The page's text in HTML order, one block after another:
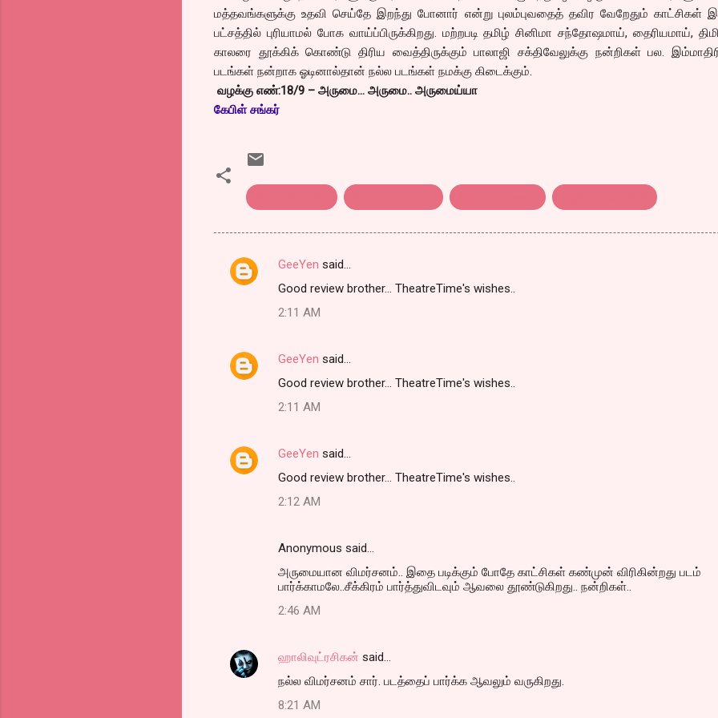
மத்தவங்களுக்கு உதவி செய்தே இறந்து போனார் என்று புலம்புவதைத் தவிர வேறேதும் காட்சிகள்
பட்சத்தில் புரியாமல் போக வாய்ப்பிருக்கிறது. மற்றபடி தமிழ் சினிமா சந்தோஷமாய், தைரியமாய்,
காலரை தூக்கிக் கொண்டு திரிய வைத்திருக்கும் பாலாஜி சக்திவேலுக்கு நன்றிகள் பல.
படங்கள் நன்றாக ஓடினால்தான் நல்ல படங்கள் நமக்கு கிடைக்கும்.
வழக்கு எண்:18/9 – அருமை… அருமை.. அருமைய்யா
கேபிள் சங்கர்
C
e
GeeYen said…
Good review brother... TheatreTime's wishes..
2:11 AM
GeeYen said…
Good review brother... TheatreTime's wishes..
2:11 AM
GeeYen said…
Good review brother... TheatreTime's wishes..
2:12 AM
Anonymous said…
அருமையான விமர்சனம்.. இதை படிக்கும் போதே காட்சிகள் கண்முன் விரிகின்றது படம்
பார்க்காமலே..சீக்கிரம் பார்த்துவிடவும் ஆவலை தூண்டுகிறது.. நன்றிகள்..
2:46 AM
ஹாலிவுட்ரசிகன் said…
நல்ல விமர்சனம் சார். படத்தைப் பார்க்க ஆவலும் வருகிறது.
8:21 AM